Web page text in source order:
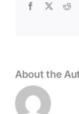
Facebook
X
About the